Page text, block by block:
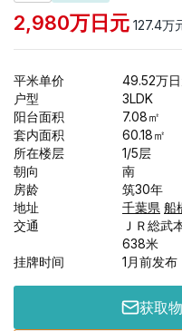
2,980万日元 127.4万
平米单价 49.52万
户型
3LDK
阳台面积
7.08㎡
套内面积
60.18㎡
所在楼层
1/5层
朝向
南
房龄
筑30年
地址
千葉県 船
交通
ＪＲ総武
638米
挂牌时间
1月前发布
获取